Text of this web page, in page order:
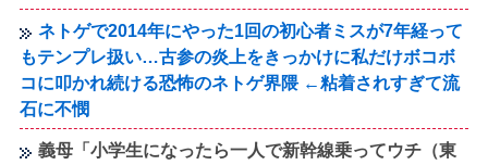
ネトゲで2014年にやった1回の初心者ミスが7年経って
もテンプレ扱い…古参の炎上をきっかけに私だけボコボ
コに叩かれ続ける恐怖のネトゲ界隈 ←粘着されすぎて流
石に不憫
義母「小学生になったら一人で新幹線乗ってウチ（東